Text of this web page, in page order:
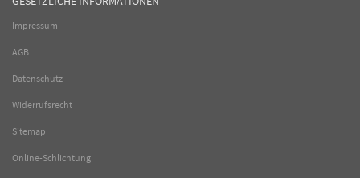
Impressum
AGB
Datenschutz
Widerrufsrecht
Sitemap
Online-Schlichtung